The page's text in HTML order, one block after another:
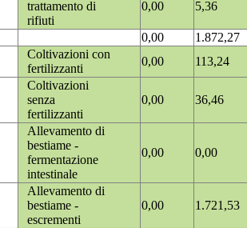
trattamento di
rifiuti
0,00 5,36
0,00
1.872,27
Coltivazioni con
fertilizzanti
0,00
113,24
Coltivazioni
senza
fertilizzanti
0,00 36,46
Allevamento di
bestiame -
fermentazione
intestinale
0,00 0,00
Allevamento di
bestiame -
escrementi
0,00 1.721,53